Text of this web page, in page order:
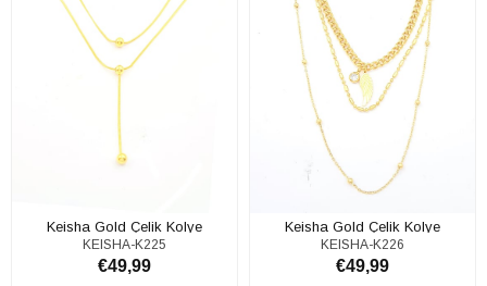
Keisha Gold Çelik Kolye
KEISHA-K225
€49,99
Keisha Gold Çelik Kolye
KEISHA-K226
€49,99